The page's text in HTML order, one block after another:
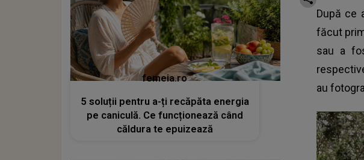
După ce
făcut
sau a
au
femeia.ro
5 soluții pentru a-ți recăpăta energia
pe caniculă. Ce funcționează când
căldura te epuizează